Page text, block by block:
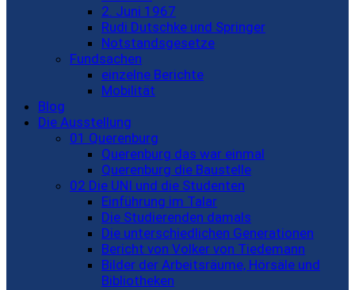
2. Juni 1967
Rudi Dutschke und Springer
Notstandsgesetze
Fundsachen
einzelne Berichte
Mobilität
Blog
Die Ausstellung
01 Querenburg
Querenburg das war einmal
Querenburg die Baustelle
02 Die UNI und die Studenten
Einführung im Talar
Die Studierenden damals
Die unterschiedlichen Generationen
Bericht von Volker von Tiedemann
Bilder der Arbeitsräume, Hörsäle und
Bibliotheken